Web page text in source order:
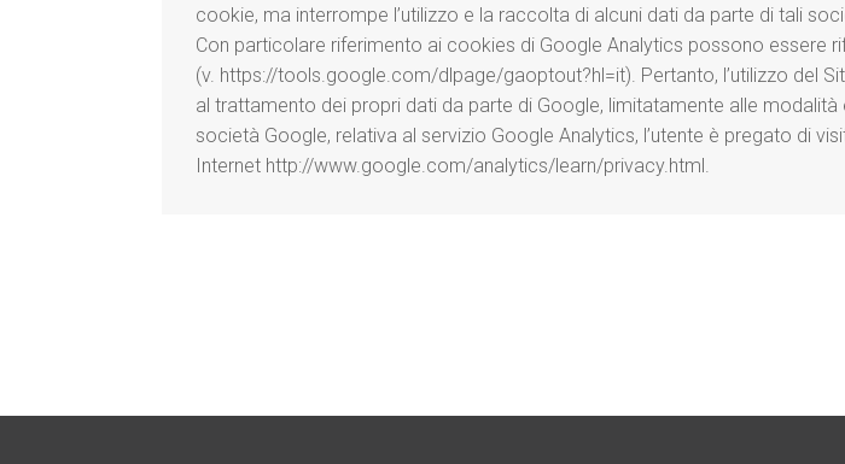
cookie, ma interrompe l’utilizzo e la raccolta di alcuni dati da parte di tali
Con particolare riferimento ai cookies di Google Analytics possono essere
(v. https://tools.google.com/dlpage/gaoptout?hl=it). Pertanto, l’utilizzo del
al trattamento dei propri dati da parte di Google, limitatamente alle
società Google, relativa al servizio Google Analytics, l’utente è pregato di
Internet http://www.google.com/analytics/learn/privacy.html.